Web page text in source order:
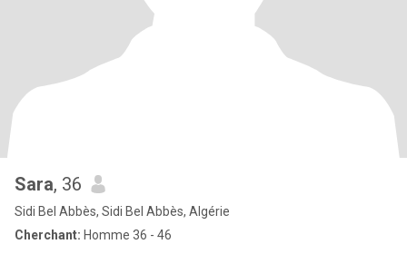
Sara, 36
Sidi Bel Abbès, Sidi Bel Abbès, Algérie
Cherchant: Homme 36 - 46